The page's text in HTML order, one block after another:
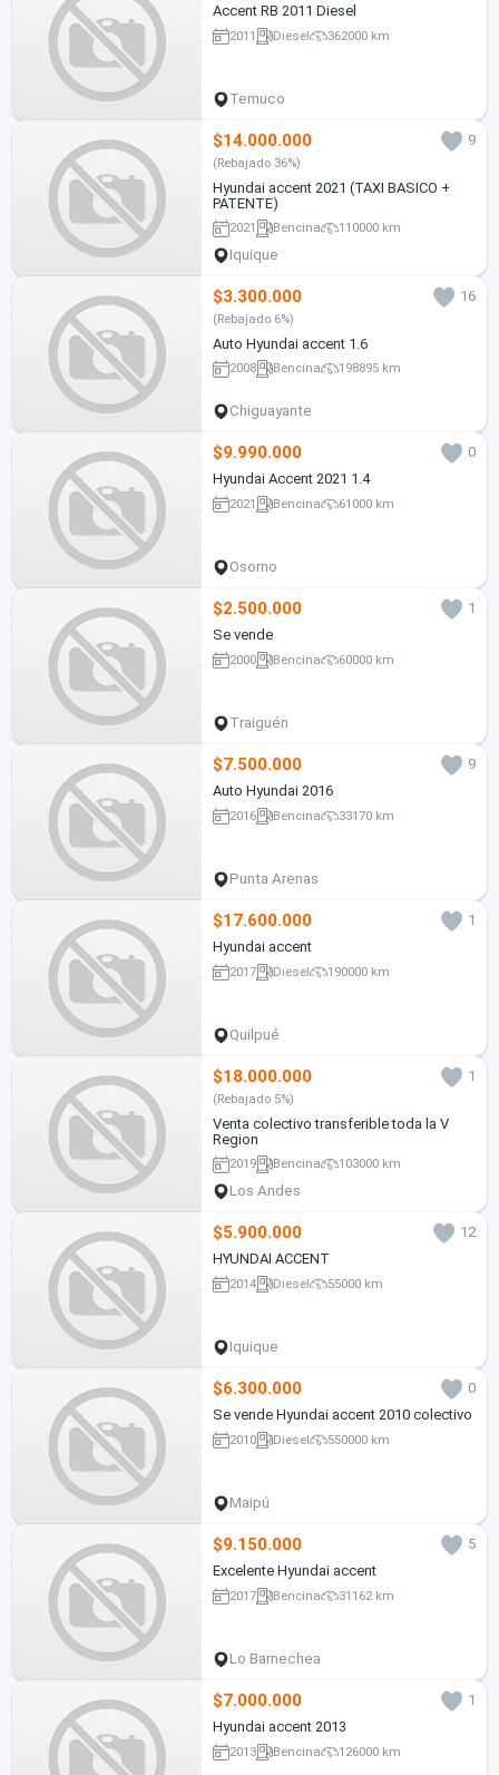
Accent RB 2011 Diesel
2011 Diesel 362000 km
Temuco
$14.000.000 9
(Rebajado 36%)
Hyundai accent 2021 (TAXI BASICO +
PATENTE)
2021 Bencina 110000 km
Iquique
$3.300.000 16
(Rebajado 6%)
Auto Hyundai accent 1.6
2008 Bencina 198895 km
Chiguayante
$9.990.000
0
Hyundai Accent 2021 1.4
2021 Bencina 61000 km
Osorno
$2.500.000
1
Se vende
2000 Bencina 60000 km
Traiguén
$7.500.000
9
Auto Hyundai 2016
2016 Bencina 33170 km
Punta Arenas
$17.600.000
1
Hyundai accent
2017 Diesel 190000 km
Quilpué
$18.000.000 1
(Rebajado 5%)
Venta colectivo transferible toda la V
Region
2019 Bencina 103000 km
Los Andes
$5.900.000
12
HYUNDAI ACCENT
2014 Diesel 55000 km
Iquique
$6.300.000
0
Se vende Hyundai accent 2010 colectivo
2010 Diesel 550000 km
Maipú
$9.150.000
5
Excelente Hyundai accent
2017 Bencina 31162 km
Lo Barnechea
$7.000.000
1
Hyundai accent 2013
2013 Bencina 126000 km